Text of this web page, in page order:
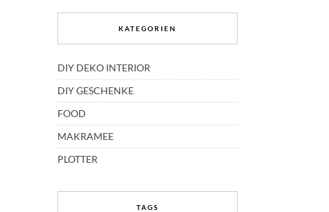
KATEGORIEN
DIY DEKO INTERIOR
DIY GESCHENKE
FOOD
MAKRAMEE
PLOTTER
TAGS